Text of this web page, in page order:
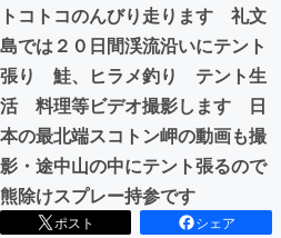
CAMPFIREふるさと納税
トコトコのんびり走ります 礼文
島では２０日間渓流沿いにテント
張り 鮭、ヒラメ釣り テント生
活 料理等ビデオ撮影します 日
本の最北端スコトン岬の動画も撮
影・途中山の中にテント張るので
熊除けスプレー持参です
ポスト
シェア